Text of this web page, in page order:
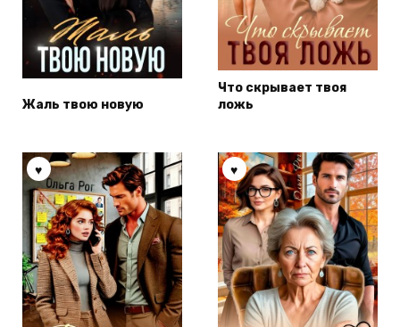
Жаль твою новую
Что скрывает твоя
ложь